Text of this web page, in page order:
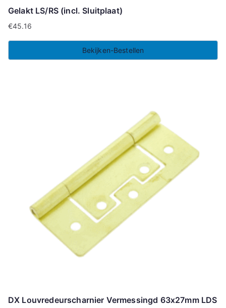
Gelakt LS/RS (incl. Sluitplaat)
€45.16
Bekijken-Bestellen
DX Louvredeurscharnier Vermessingd 63x27mm LDS